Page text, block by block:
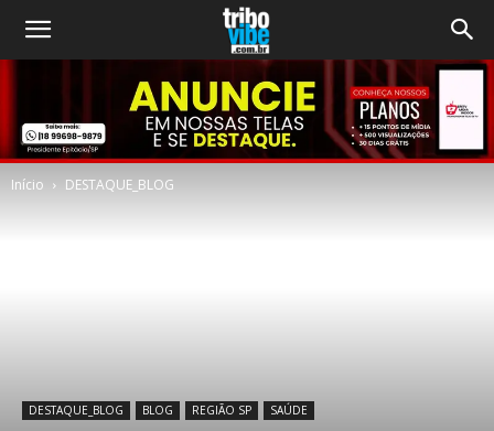
Início DESTAQUE_BLOG
DESTAQUE_BLOG BLOG REGIÃO SP SAÚDE